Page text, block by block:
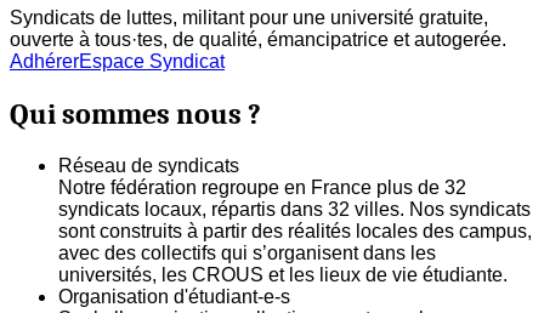
Syndicats de luttes, militant pour une université gratuite,
ouverte à tous·tes, de qualité, émancipatrice et autogerée.
AdhérerEspace Syndicat
Qui sommes nous ?
Réseau de syndicats
Notre fédération regroupe en France plus de 32
syndicats locaux, répartis dans 32 villes. Nos syndicats
sont construits à partir des réalités locales des campus,
avec des collectifs qui s’organisent dans les
universités, les CROUS et les lieux de vie étudiante.
Organisation d'étudiant-e-s